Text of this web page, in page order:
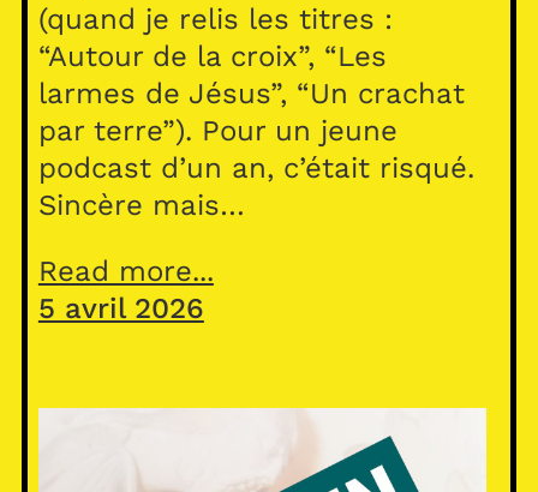
(quand je relis les titres :
“Autour de la croix”, “Les
larmes de Jésus”, “Un crachat
par terre”). Pour un jeune
podcast d’un an, c’était risqué.
Sincère mais…
Read more...
5 avril 2026